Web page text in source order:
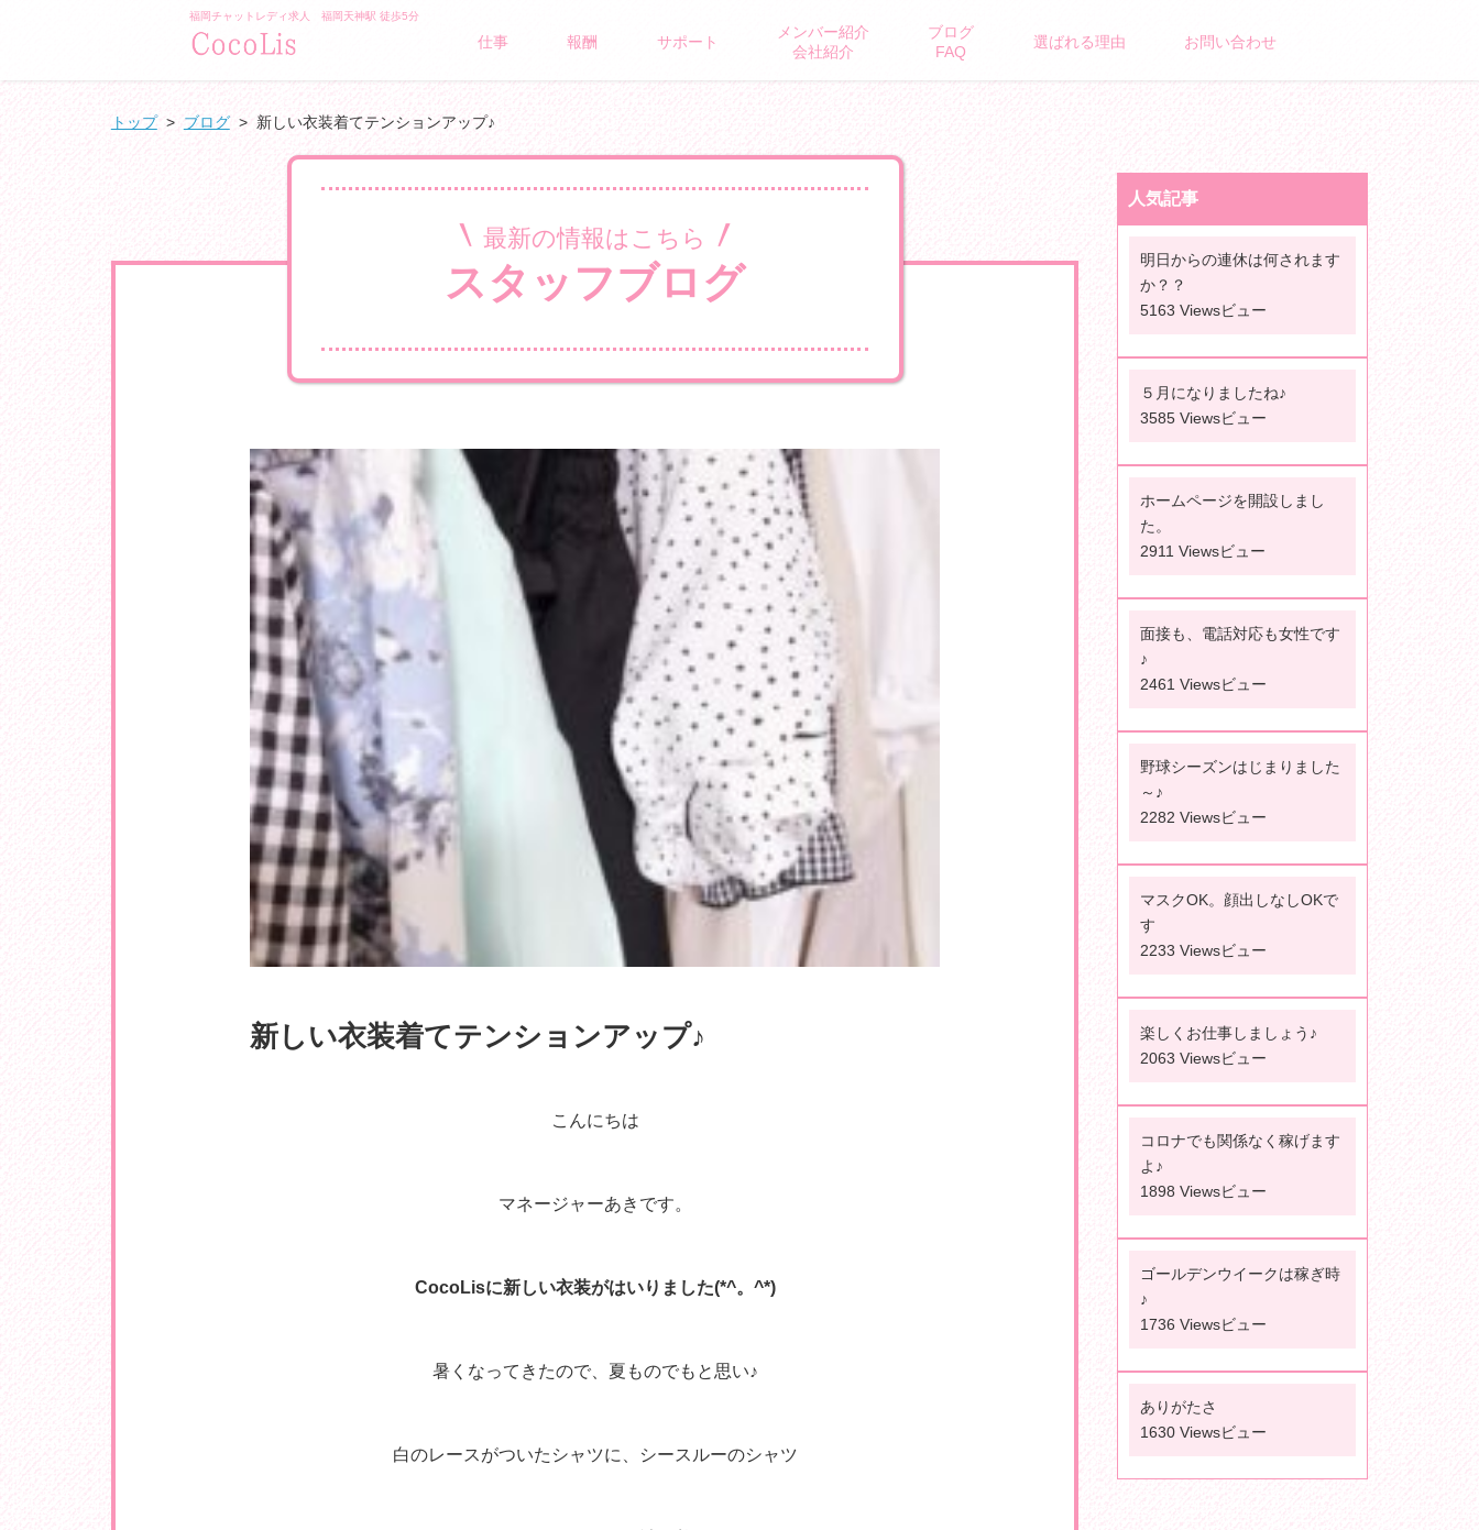
福岡チャットレディ求人 福岡天神駅 徒歩5分
/">GLAMOROUS BRAND
仕事 報酬 サポート
メンバー紹介
会社紹介
ブログ
FAQ
選ばれる理由 お問い合わせ
トップ> ブログ> 新しい衣装着てテンションアップ♪
最新の情報はこちら
スタッフブログ
新しい衣装着てテンションアップ♪
こんにちは
マネージャーあきです。
CocoLisに新しい衣装がはいりました(*^。^*)
暑くなってきたので、夏ものでもと思い♪
白のレースがついたシャツに、シースルーのシャツ
人気記事
明日からの連休は何されます
か？？
5163 Viewsビュー
５月になりましたね♪
3585 Viewsビュー
ホームページを開設しまし
た。
2911 Viewsビュー
面接も、電話対応も女性です
♪
2461 Viewsビュー
野球シーズンはじまりました
～♪
2282 Viewsビュー
マスクOK。顔出しなしOKで
す
2233 Viewsビュー
楽しくお仕事しましょう♪
2063 Viewsビュー
コロナでも関係なく稼げます
よ♪
1898 Viewsビュー
ゴールデンウイークは稼ぎ時
♪
1736 Viewsビュー
ありがたさ
1630 Viewsビュー